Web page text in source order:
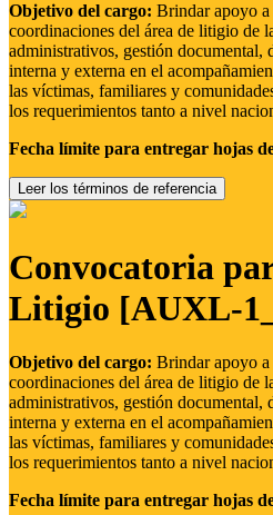
Objetivo del cargo: Brindar apoyo
coordinaciones del área de litigio de
administrativos, gestión
interna y externa en el
las víctimas, familiares y
los requerimientos tanto a nivel
Fecha límite para entregar hojas
Leer los términos de referencia
Convocatoria
Litigio [AUXL-
Objetivo del cargo: Brindar apoyo
coordinaciones del área de litigio de
administrativos, gestión
interna y externa en el
las víctimas, familiares y
los requerimientos tanto a nivel
Fecha límite para entregar hojas